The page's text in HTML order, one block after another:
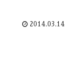
2014.03.14